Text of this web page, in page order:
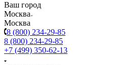
Ваш город
Москва
Москва
8 (800) 234-29-85
8 (800) 234-29-85
+7 (499) 350-62-13